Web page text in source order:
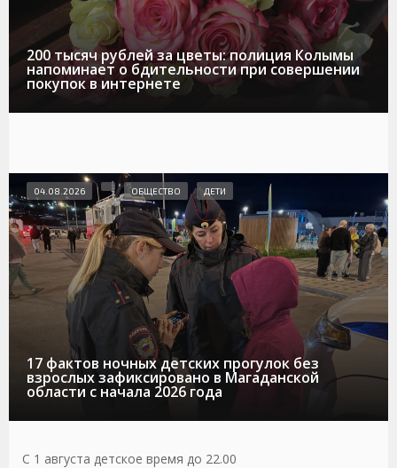
200 тысяч рублей за цветы: полиция Колымы
напоминает о бдительности при совершении
покупок в интернете
17 фактов ночных детских прогулок без
взрослых зафиксировано в Магаданской
области с начала 2026 года
04.08.2026 ОБЩЕСТВО ДЕТИ
С 1 августа детское время до 22.00